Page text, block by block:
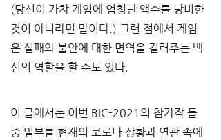
(당신이 가챠 게임에 엄청난 액수를 낭비한
것이 아니라면 말이다.) 그런 점에서 게임
은 실패와 불안에 대한 면역을 길러주는 백
신의 역할을 할 수도 있다.
이 글에서는 이번 BIC-2021의 참가작 들
중 일부를 현재의 코로나 상황과 연관 속에